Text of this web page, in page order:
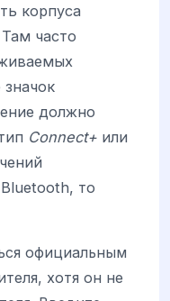
корпуса
часто
должно
Connect+ или
то
официальным
хотя он не